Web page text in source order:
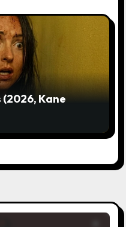
Kane